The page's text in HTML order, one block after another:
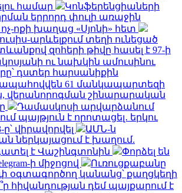
համար
Կոնֆերենցիաների
երրորդ փուլի առաջին
ոքի խաղաց «Սյոնի» հետ
արևելքում տեղի ունեցած
զոհերի թիվը հասել է 97-ի
ու նախկին ամուսինու
դստեր հարսանիքին
61 մանկապարտեզի
վերանորոգման շինարարական
Դամասկոսի արվարձանում
պայթյուն է որոտացել․ երկու
ը՝ վիրավորվել
ԱՄՆ-ն
ներկայացում է խաղում.
է Վաշինգտոնին
Փորձել են
ի միջոցով
Ուռուցքաբանը
օգտագործող կանանց՝ քաղցկեղի
հիվանդության դեմ պայքարում է